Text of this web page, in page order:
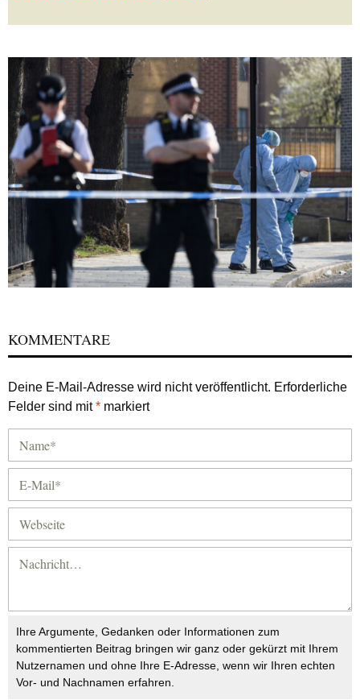
KOMMENTARE
Deine E-Mail-Adresse wird nicht veröffentlicht. Erforderliche
Felder sind mit* markiert
Ihre Argumente, Gedanken oder Informationen zum
kommentierten Beitrag bringen wir ganz oder gekürzt mit Ihrem
Nutzernamen und ohne Ihre E-Adresse, wenn wir Ihren echten
Vor- und Nachnamen erfahren.